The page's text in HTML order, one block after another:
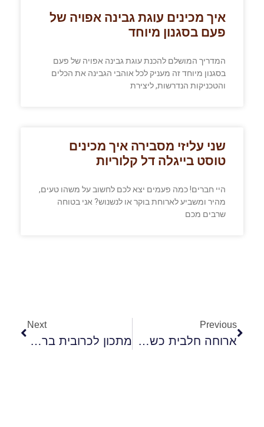
איך מכינים עוגת גבינה אפויה של
פעם בסגנון מיוחד
המדריך המושלם להכנת עוגת גבינה אפויה של פעם
בסגנון מיוחד זה מעניק לכל אוהבי הגבינה את הכלים
והטכניקות הנדרשות, ליצירת
שני עליזי מסבירה איך מכינים
טוסט בייגלה דל קלוריות
היי חברים! כמה פעמים יצא לכם לחשוב על משהו טעים,
מהיר ומשביע לארוחת בוקר או לנשנוש? אני בטוחה
שרבים מכם
Previous
ארוחה חלבית כשרה לפסח
Next
מתכון לכרובית ברוטב קשיו